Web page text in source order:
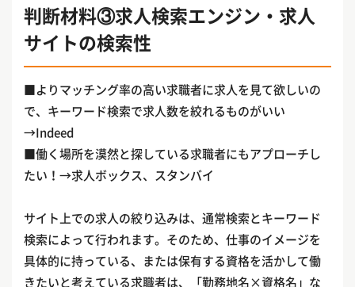
判断材料③求人検索エンジン・求人
サイトの検索性
■よりマッチング率の高い求職者に求人を見て欲しいの
で、キーワード検索で求人数を絞れるものがいい
→Indeed
■働く場所を漠然と探している求職者にもアプローチし
たい！→求人ボックス、スタンバイ
サイト上での求人の絞り込みは、通常検索とキーワード
検索によって行われます。そのため、仕事のイメージを
具体的に持っている、または保有する資格を活かして働
きたいと考えている求職者は、「勤務地名×資格名」な